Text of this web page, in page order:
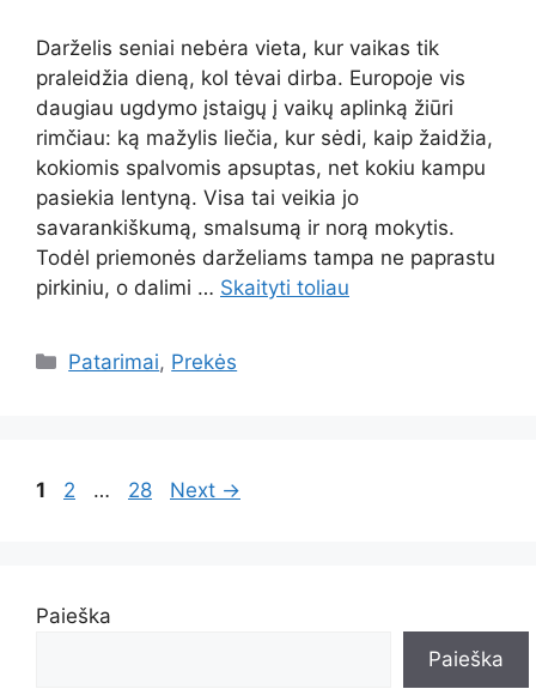
Darželis seniai nebėra vieta, kur vaikas tik
praleidžia dieną, kol tėvai dirba. Europoje vis
daugiau ugdymo įstaigų į vaikų aplinką žiūri
rimčiau: ką mažylis liečia, kur sėdi, kaip žaidžia,
kokiomis spalvomis apsuptas, net kokiu kampu
pasiekia lentyną. Visa tai veikia jo
savarankiškumą, smalsumą ir norą mokytis.
Todėl priemonės darželiams tampa ne paprastu
pirkiniu, o dalimi … Skaityti toliau
Kategorijos
Patarimai, Prekės
Page
1 Page
2 … Page
28 Next →
Paieška
Paieška